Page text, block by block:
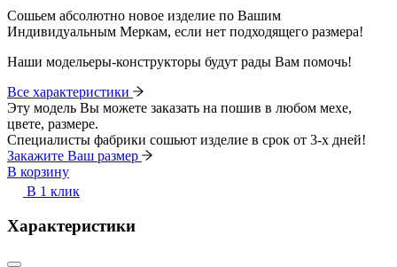
Сошьем абсолютно новое изделие по Вашим
Индивидуальным Меркам, если нет подходящего размера!
Наши модельеры-конструкторы будут рады Вам помочь!
Все характеристики
Эту модель Вы можете заказать на пошив в любом мехе,
цвете, размере.
Специалисты фабрики сошьют изделие в срок от 3-х дней!
Закажите Ваш размер
В корзину
В 1 клик
Характеристики